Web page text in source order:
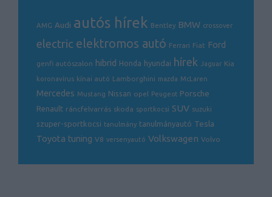
AMG Audi autós hírek Bentley BMW crossover
electric elektromos autó Ferrari Fiat Ford
genfi autószalon hibrid Honda hyundai hírek Jaguar Kia
koronavírus kínai autó Lamborghini mazda McLaren
Mercedes Mustang Nissan opel Peugeot Porsche
Renault ráncfelvarrás skoda sportkocsi SUV suzuki
szuper-sportkocsi tanulmány tanulmányautó Tesla
Toyota tuning V8 versenyautó Volkswagen Volvo